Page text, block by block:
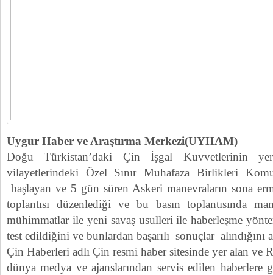
Uygur Haber ve Araştırma Merkezi(UYHAM)
Doğu Türkistan’daki Çin İşgal Kuvvetlerinin
vilayetlerindeki Özel Sınır Muhafaza Birlikleri
başlayan ve 5 gün süren Askeri manevraların sona
toplantısı düzenlediği ve bu basın toplantısında
mühimmatlar ile yeni savaş usulleri ile haberleşme
test edildiğini ve bunlardan başarılı sonuçlar alındığını
Çin Haberleri adlı Çin resmi haber sitesinde yer alan ve
dünya medya ve ajanslarından servis edilen haberlere